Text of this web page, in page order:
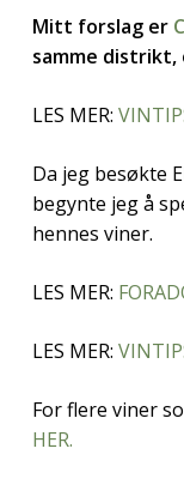
Mitt forslag er
samme distrikt,
LES MER:
Da jeg besøkte
begynte jeg å
hennes viner.
LES MER:
LES MER:
For flere viner
HER.